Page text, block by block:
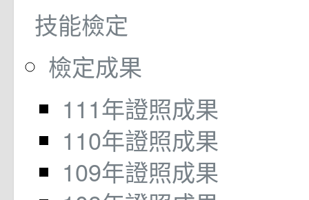
技能檢定
檢定成果
111年證照成果
110年證照成果
109年證照成果